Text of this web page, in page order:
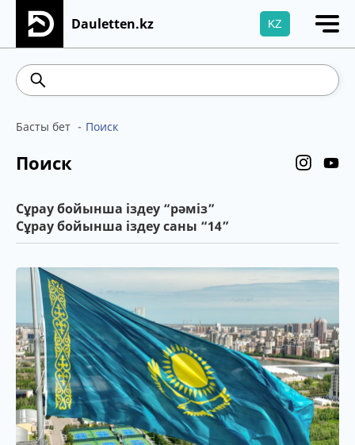
Dauletten.kz KZ
Сіздің өтінішіңіз сәтті жіберілді, Рақмет!
Басты бет Поиск
Поиск
Сұрау бойынша іздеу “рәміз”
Сұрау бойынша іздеу саны “14”